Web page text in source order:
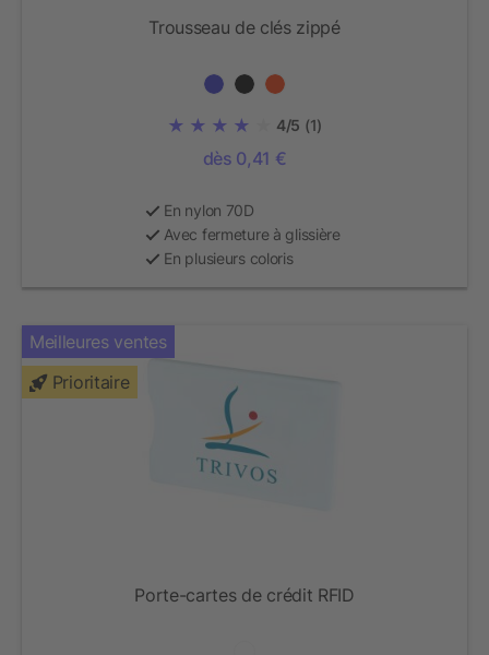
Trousseau de clés zippé
4/5 (1)
dès 0,41 €
En nylon 70D
Avec fermeture à glissière
En plusieurs coloris
Meilleures ventes
Prioritaire
Porte-cartes de crédit RFID